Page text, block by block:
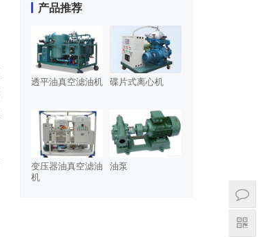
产品推荐
透平油真空滤油机 碟片式离心机
变压器油真空滤油
机
油泵